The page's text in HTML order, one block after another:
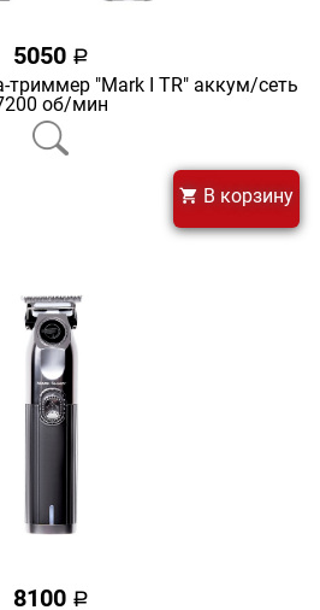
5050 a
"Mark I TR" аккум/сеть
об/мин
В корзину
8100 a